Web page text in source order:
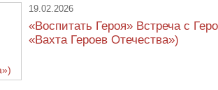
19.02.2026
«Воспитать Героя» Встреча с
«Вахта Героев Отечества»)